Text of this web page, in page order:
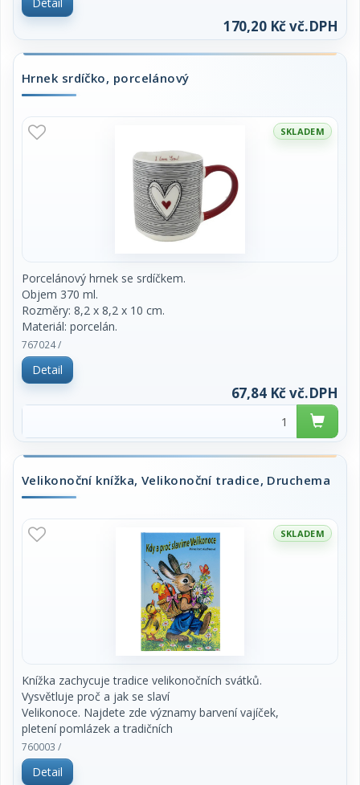
Výrobek splňuje požadavky pro styk s potravinami.
170,20 Kč vč.DPH
Hrnek srdíčko, porcelánový
SKLADEM
Porcelánový hrnek se srdíčkem.
Objem 370 ml.
Rozměry: 8,2 x 8,2 x 10 cm.
Materiál: porcelán.
Barva: bílá, červená, černá.
Výrobek splňuje požadavky pro styk s potravinami.
767024 /
Detail
67,84 Kč vč.DPH
Velikonoční knížka, Velikonoční tradice, Druchema
SKLADEM
Knížka zachycuje tradice velikonočních svátků.
Vysvětluje proč a jak se slaví
Velikonoce. Najdete zde významy barvení vajíček,
pletení pomlázek a tradičních
pokrmů. Na konci této publikace objevíte
Velikonoční kalendář budoucích oslav
jarních svátků do roku 2034.
760003 /
Detail